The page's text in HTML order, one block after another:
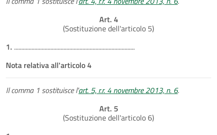
Art. 4
(Sostituzione dell'articolo 5)
1. ...................................................................................
Nota relativa all'articolo 4
Il comma 1 sostituisce l'art. 5, r.r. 4 novembre 2013, n. 6.
Art. 5
(Sostituzione dell'articolo 6)